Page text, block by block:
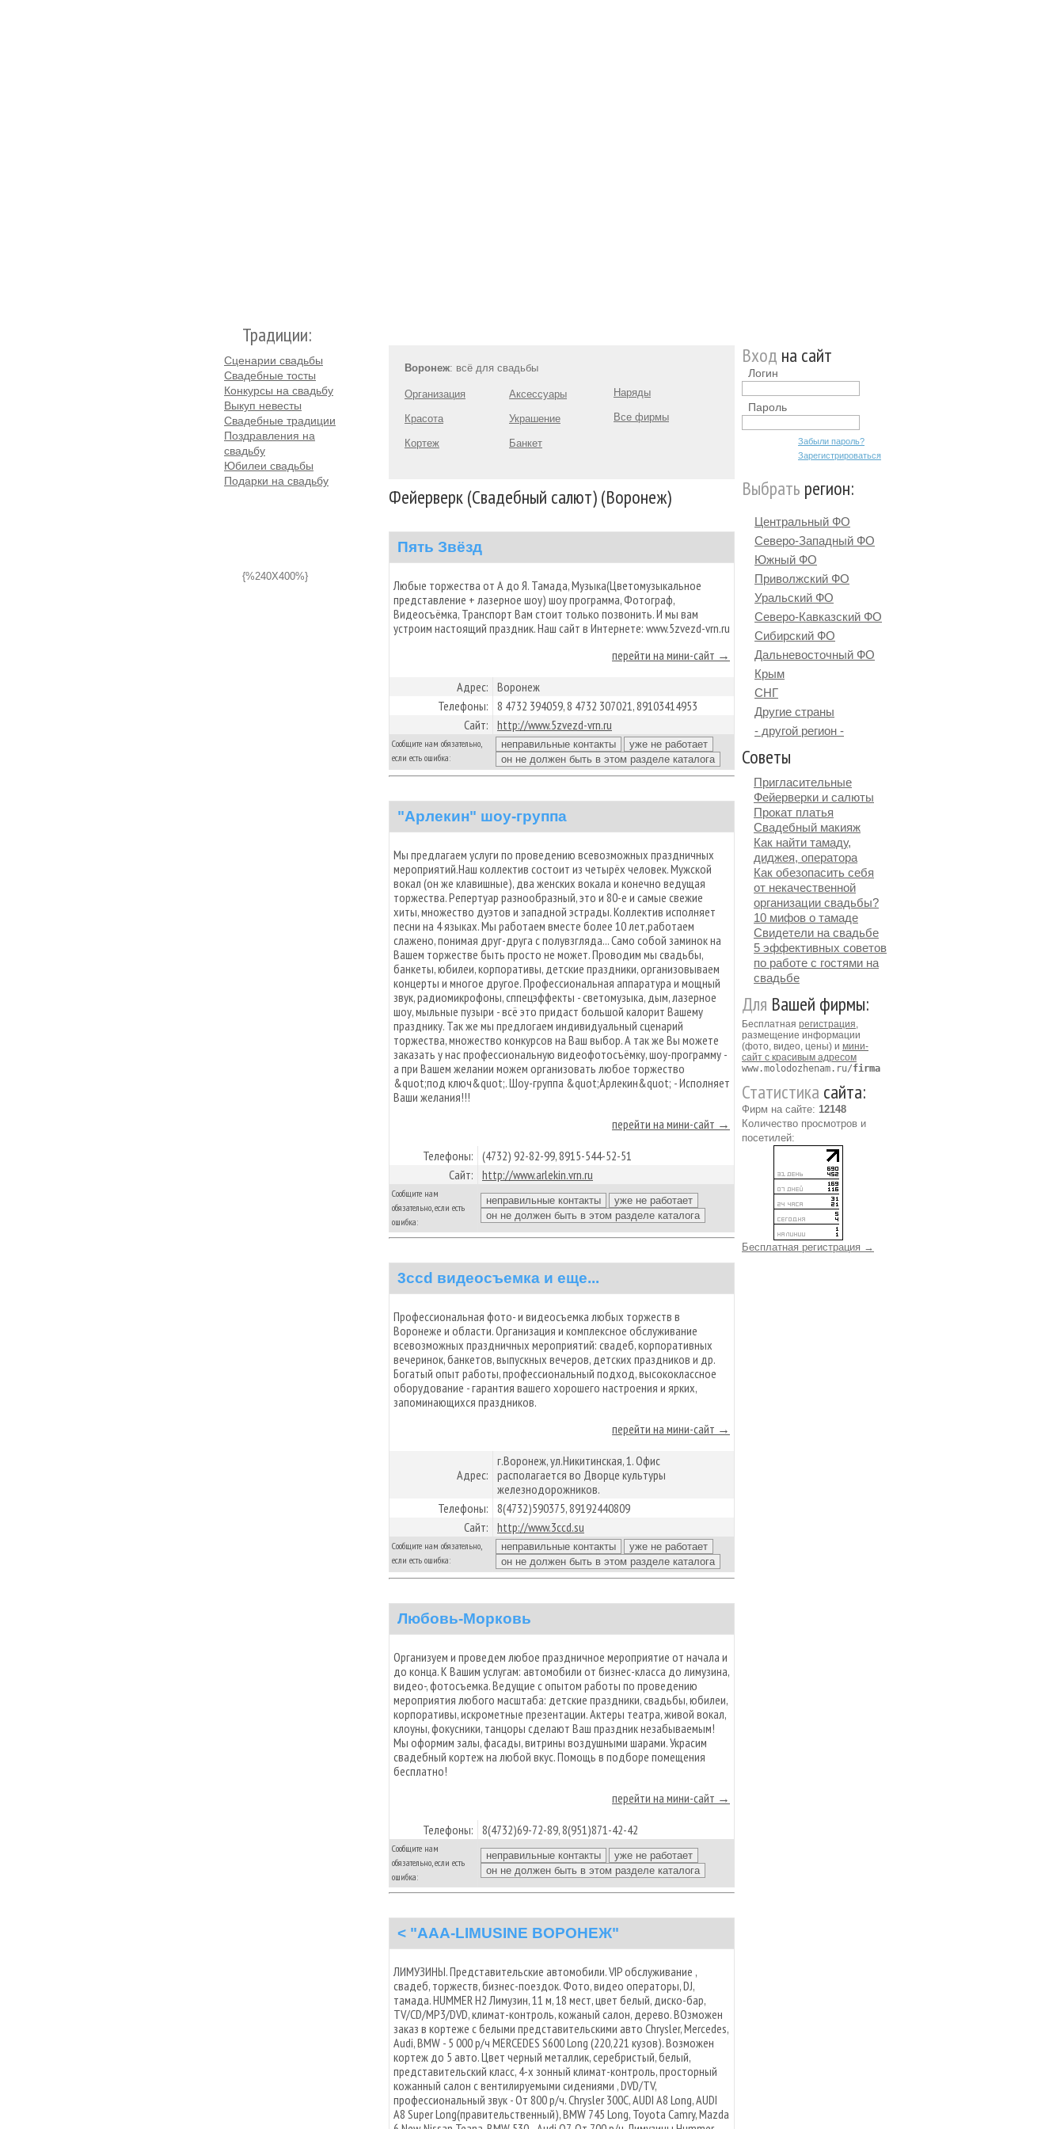
Традиции:
Сценарии свадьбы
Свадебные тосты
Конкурсы на свадьбу
Выкуп невесты
Свадебные традиции
Поздравления на
свадьбу
Юбилеи свадьбы
Подарки на свадьбу
{%240X400%}
Воронеж: всё для свадьбы
Организация
Красота
Кортеж
Аксессуары
Украшение
Банкет
Наряды
Все фирмы
Фейерверк (Свадебный салют) (Воронеж)
Пять Звёзд
Любые торжества от А до Я. Тамада, Музыка(Цветомузыкальное
представление + лазерное шоу) шоу программа, Фотограф,
Видеосъёмка, Транспорт Вам стоит только позвонить. И мы вам
устроим настоящий праздник. Наш сайт в Интернете: www.5zvezd-vrn.ru
перейти на мини-сайт →
Адрес: Воронеж
Телефоны: 8 4732 394059, 8 4732 307021, 89103414953
Сайт: http://www.5zvezd-vrn.ru
Сообщите нам обязательно,
если есть ошибка:
"Арлекин" шоу-группа
Мы предлагаем услуги по проведению всевозможных праздничных
мероприятий.Наш коллектив состоит из четырёх человек. Мужской
вокал (он же клавишные), два женских вокала и конечно ведущая
торжества. Репертуар разнообразный, это и 80-е и самые свежие
хиты, множество дуэтов и западной эстрады. Коллектив исполняет
песни на 4 языках. Мы работаем вместе более 10 лет,работаем
слажено, понимая друг-друга с полувзгляда... Само собой заминок на
Вашем торжестве быть просто не может. Проводим мы свадьбы,
банкеты, юбилеи, корпоративы, детские праздники, организовываем
концерты и многое другое. Профессиональная аппаратура и мощный
звук, радиомикрофоны, сппецэффекты - светомузыка, дым, лазерное
шоу, мыльные пузыри - всё это придаст большой калорит Вашему
празднику. Так же мы предлогаем индивидуальный сценарий
торжества, множество конкурсов на Ваш выбор. А так же Вы можете
заказать у нас профессиональную видеофотосъёмку, шоу-программу -
а при Вашем желании можем организовать любое торжество
&quot;под ключ&quot;. Шоу-группа &quot;Арлекин&quot; - Исполняет
Ваши желания!!!
перейти на мини-сайт →
Телефоны: (4732) 92-82-99, 8915-544-52-51
Сайт: http://www.arlekin.vrn.ru
Сообщите нам
обязательно, если есть
ошибка:
3ccd видеосъемка и еще...
Профессиональная фото- и видеосъемка любых торжеств в
Воронеже и области. Организация и комплексное обслуживание
всевозможных праздничных мероприятий: свадеб, корпоративных
вечеринок, банкетов, выпускных вечеров, детских праздников и др.
Богатый опыт работы, профессиональный подход, высококлассное
оборудование - гарантия вашего хорошего настроения и ярких,
запоминающихся праздников.
перейти на мини-сайт →
Адрес:
г.Воронеж, ул.Никитинская, 1. Офис
располагается во Дворце культуры
железнодорожников.
Телефоны: 8(4732)590375, 89192440809
Сайт: http://www.3ccd.su
Сообщите нам обязательно,
если есть ошибка:
Любовь-Морковь
Организуем и проведем любое праздничное мероприятие от начала и
до конца. К Вашим услугам: автомобили от бизнес-класса до лимузина,
видео-, фотосъемка. Ведущие с опытом работы по проведению
мероприятия любого масштаба: детские праздники, свадьбы, юбилеи,
корпоративы, искрометные презентации. Актеры театра, живой вокал,
клоуны, фокусники, танцоры сделают Ваш праздник незабываемым!
Мы оформим залы, фасады, витрины воздушными шарами. Украсим
свадебный кортеж на любой вкус. Помощь в подборе помещения
бесплатно!
перейти на мини-сайт →
Телефоны: 8(4732)69-72-89, 8(951)871-42-42
Сообщите нам
обязательно, если есть
ошибка:
< "AAA-LIMUSINE ВОРОНЕЖ"
ЛИМУЗИНЫ. Представительские автомобили. VIP обслуживание ,
свадеб, торжеств, бизнес-поездок. Фото, видео операторы, DJ,
тамада. HUMMER H2 Лимузин, 11 м, 18 мест, цвет белый, диско-бар,
TV/CD/MP3/DVD, климат-контроль, кожаный салон, дерево. ВОзможен
заказ в кортеже с белыми представительскими авто Chrysler, Mercedes,
Audi, BMW - 5 000 р/ч MERCEDES S600 Long (220,221 кузов). Возможен
кортеж до 5 авто. Цвет черный металлик, серебристый, белый,
представительский класс, 4-х зонный климат-контроль, просторный
кожанный салон с вентилируемыми сидениями , DVD/TV,
профессиональный звук - От 800 р/ч. Chrysler 300C, AUDI A8 Long, AUDI
A8 Super Long(правительственный), BMW 745 Long, Toyota Camry, Mazda
Вход на сайт
Логин
Пароль
Забыли пароль?
Зарегистрироваться
Выбрать регион:
Центральный ФО
Северо-Западный ФО
Южный ФО
Приволжский ФО
Уральский ФО
Северо-Кавказский ФО
Сибирский ФО
Дальневосточный ФО
Крым
СНГ
Другие страны
- другой регион -
Советы
Пригласительные
Фейерверки и салюты
Прокат платья
Свадебный макияж
Как найти тамаду,
диджея, оператора
Как обезопасить себя
от некачественной
организации свадьбы?
10 мифов о тамаде
Свидетели на свадьбе
5 эффективных советов
по работе с гостями на
свадьбе
Для Вашей фирмы:
Бесплатная регистрация,
размещение информации
(фото, видео, цены) и мини-
сайт с красивым адресом
www.molodozhenam.ru/firma
Статистика сайта:
Фирм на сайте: 12148
Количество просмотров и
посетилей:
Бесплатная регистрация →